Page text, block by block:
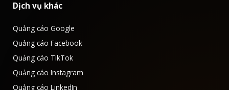
Dịch vụ khác
Quảng cáo Google
Quảng cáo Facebook
Quảng cáo TikTok
Quảng cáo Instagram
Quảng cáo LinkedIn